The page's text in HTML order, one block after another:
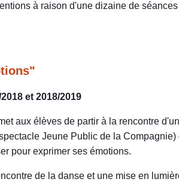
à raison d'une dizaine de
et 2018/2019
aux élèves de partir à la rencontre
Jeune Public de la
pour exprimer ses émotions.
de la danse et une mise en